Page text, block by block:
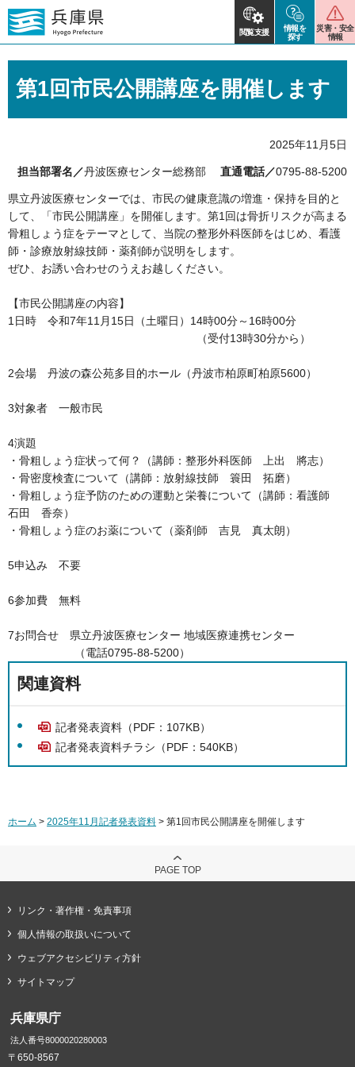
閲覧支援
情報を
探す
災害・安全
情報
第1回市民公開講座を開催します
2025年11月5日
担当部署名／丹波医療センター総務部 直通電話／0795-88-5200
県立丹波医療センターでは、市民の健康意識の増進・保持を目的と
して、「市民公開講座」を開催します。第1回は骨折リスクが高まる
骨粗しょう症をテーマとして、当院の整形外科医師をはじめ、看護
師・診療放射線技師・薬剤師が説明をします。
ぜひ、お誘い合わせのうえお越しください。
【市民公開講座の内容】
1日時 令和7年11月15日（土曜日）14時00分～16時00分
（受付13時30分から）
2会場 丹波の森公苑多目的ホール（丹波市柏原町柏原5600）
3対象者 一般市民
4演題
・骨粗しょう症状って何？（講師：整形外科医師 上出 將志）
・骨密度検査について（講師：放射線技師 簑田 拓磨）
・骨粗しょう症予防のための運動と栄養について（講師：看護師
石田 香奈）
・骨粗しょう症のお薬について（薬剤師 吉見 真太朗）
5申込み 不要
6参加費 無料
7お問合せ 県立丹波医療センター 地域医療連携センター
（電話0795-88-5200）
関連資料
記者発表資料（PDF：107KB）
記者発表資料チラシ（PDF：540KB）
ホーム > 2025年11月記者発表資料 > 第1回市民公開講座を開催します
PAGE TOP
リンク・著作権・免責事項
個人情報の取扱いについて
ウェブアクセシビリティ方針
サイトマップ
兵庫県庁
法人番号8000020280003
〒650-8567